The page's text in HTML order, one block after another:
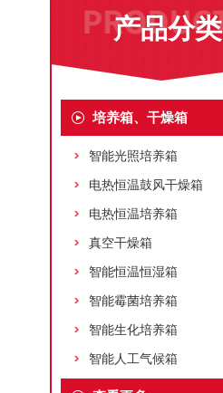
产品分类
培养箱、干燥箱
智能光照培养箱
电热恒温鼓风干燥箱
电热恒温培养箱
真空干燥箱
智能恒温恒湿箱
智能霉菌培养箱
智能生化培养箱
智能人工气候箱